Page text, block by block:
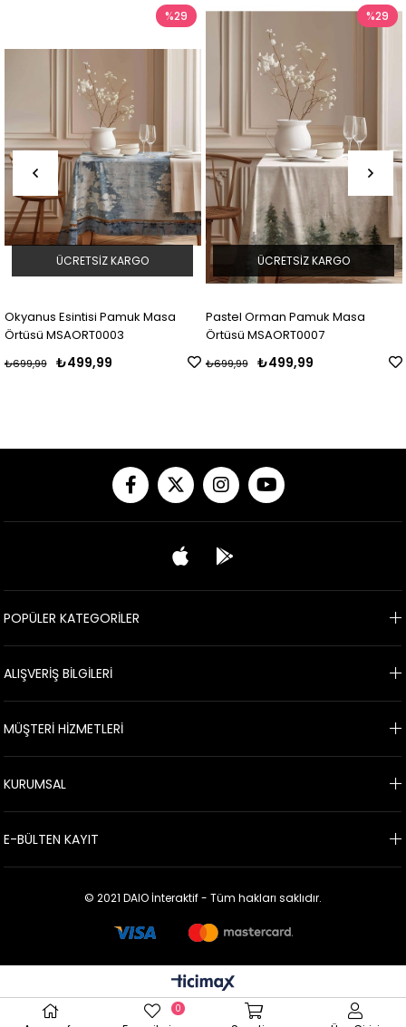
Okyanus Esintisi Pamuk Masa
Örtüsü MSAORT0003
₺499,99
₺699,99
%29
ÜCRETSIZ KARGO
Pastel Orman Pamuk Masa
Örtüsü MSAORT0007
₺499,99
₺699,99
%29
ÜCRETSIZ KARGO
POPÜLER KATEGORİLER
ALIŞVERİŞ BİLGİLERİ
MÜŞTERİ HİZMETLERİ
KURUMSAL
E-BÜLTEN KAYIT
© 2021 DAIO İnteraktif - Tüm hakları saklıdır.
0